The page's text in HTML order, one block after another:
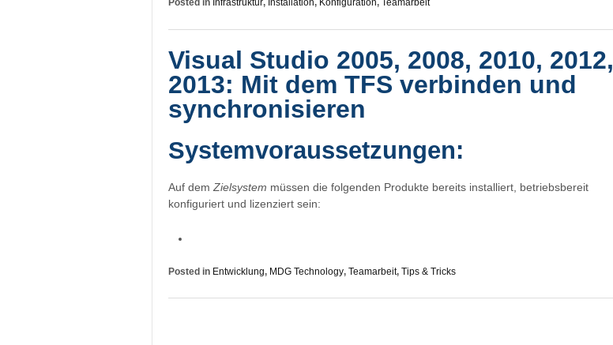
Posted in Infrastruktur, Installation, Konfiguration, Teamarbeit
Visual Studio 2005, 2008, 2010, 2012,
2013: Mit dem TFS verbinden und
synchronisieren
Systemvoraussetzungen:
Auf demZielsystem müssen die folgenden Produkte bereits installiert, betriebsbereit
konfiguriert und lizenziert sein:
Posted in Entwicklung, MDG Technology, Teamarbeit, Tips & Tricks